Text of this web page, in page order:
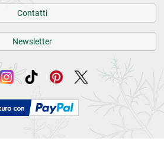
Contatti
Newsletter